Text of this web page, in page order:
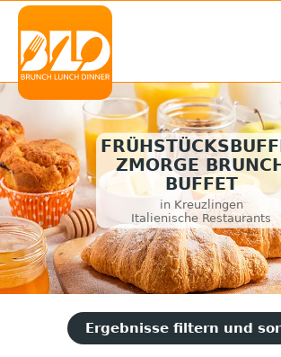
ZMORGE BRUNCH
BUFFET
in Kreuzlingen
Italienische Restaurants
Ergebnisse filtern und